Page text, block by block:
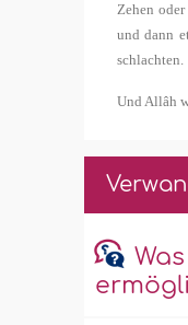
Zehen
und dann
schlachten.
Und Allâh